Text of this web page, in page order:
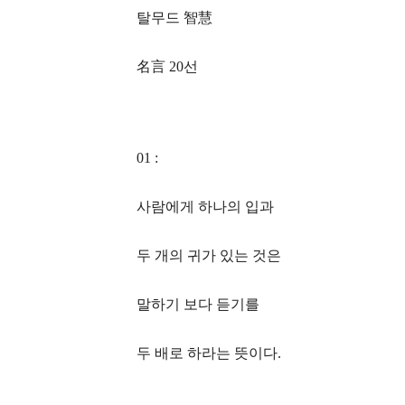
탈무드 智慧
名言 20선
01 :
사람에게 하나의 입과
두 개의 귀가 있는 것은
말하기 보다 듣기를
두 배로 하라는 뜻이다.